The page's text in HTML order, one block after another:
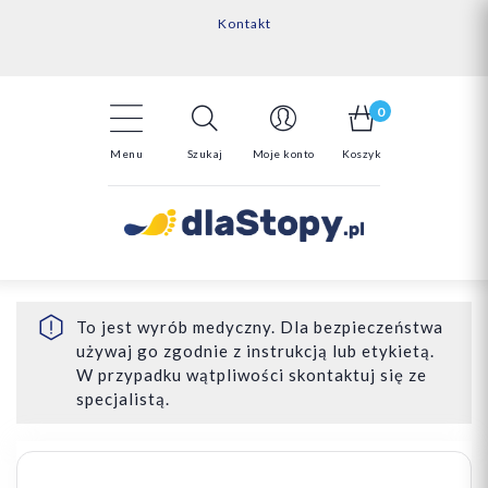
Kontakt
14 Dni na darmowy zwrot*
Menu Szukaj Moje konto
0
Koszyk
To jest wyrób medyczny. Dla bezpieczeństwa
używaj go zgodnie z instrukcją lub etykietą.
W przypadku wątpliwości skontaktuj się ze
specjalistą.